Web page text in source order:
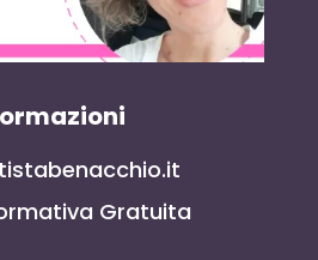
Gratuita